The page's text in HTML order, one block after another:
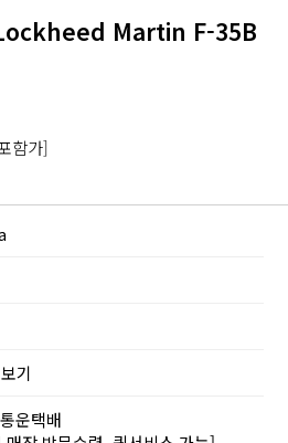
Martin F-35B
함가]
기
운택배